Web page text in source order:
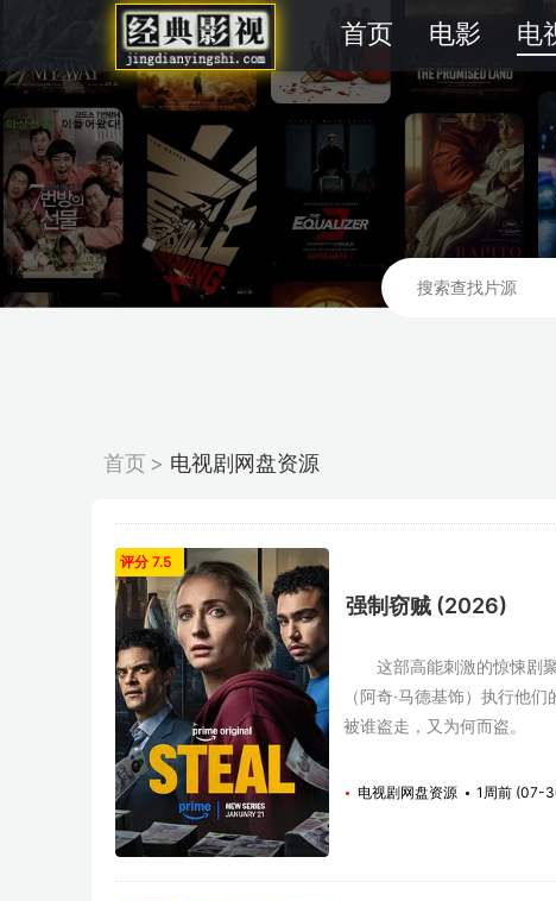
首页 电影 电
首页 > 电视剧网盘资源
评分 7.5
强制窃贼 (2026)
这部高能刺激的惊悚剧聚
（阿奇·马德基饰）执行他
被谁盗走，又为何而盗。
电视剧网盘资源 1周前 (07-